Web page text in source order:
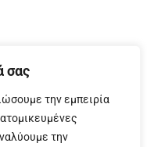
σας
την εμπειρία
την
byMaterial Apps